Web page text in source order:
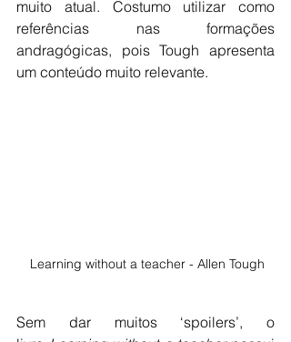
muito atual. Costumo utilizar como
referências nas formações
andragógicas, pois Tough apresenta
um conteúdo muito relevante.
Learning without a teacher - Allen Tough
Sem dar muitos ‘spoilers’, o